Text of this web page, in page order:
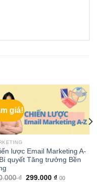
giá!
lược Email Marketing A-
quyết Tăng trưởng Bền
₫ Giá
299.000 ₫Giá
00